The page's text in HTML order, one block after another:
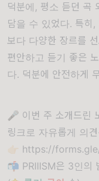
덕분에, 평소 듣던 곡
담을 수 있었다. 특히
보다 다양한 장르를
편안하고 듣기 좋은
다. 덕분에 안전하게
🎤 이번 주 소개드린
링크로 자유롭게 의
👉🏻 https://
📬 PRIIISM은 3인의